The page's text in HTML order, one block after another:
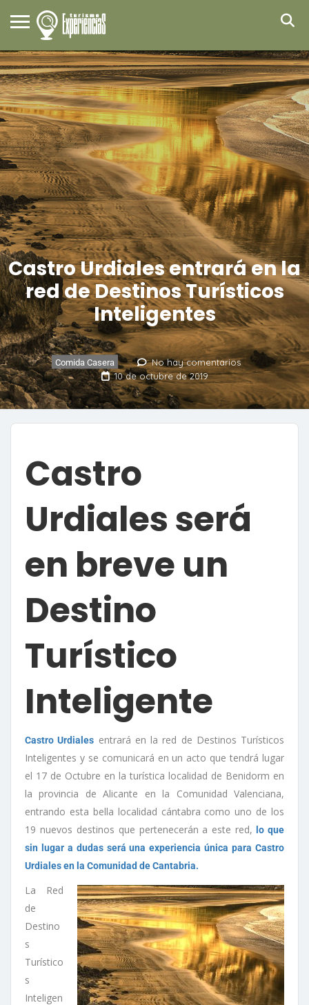
Castro Urdiales entrará en la
red de Destinos Turísticos
Inteligentes
Comida Casera
No hay comentarios
10 de octubre de 2019
Castro
Urdiales será
en breve un
Destino
Turístico
Inteligente
Castro Urdiales entrará en la red de Destinos Turísticos
Inteligentes y se comunicará en un acto que tendrá lugar
el 17 de Octubre en la turística localidad de Benidorm en
la provincia de Alicante en la Comunidad Valenciana,
entrando esta bella localidad cántabra como uno de los
19 nuevos destinos que pertenecerán a este red, lo que
sin lugar a dudas será una experiencia única para Castro
Urdiales en la Comunidad de Cantabria.
La Red
de
Destino
s
Turístico
s
Inteligen